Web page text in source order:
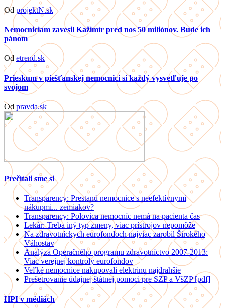
Od projektN.sk
Nemocniciam zavesil Kažimír pred nos 50 miliónov. Bude ich
pánom
Od etrend.sk
Prieskum v piešťanskej nemocnici si každý vysvetľuje po
svojom
Od pravda.sk
Prečítali sme si
Transparency: Prestanú nemocnice s neefektívnymi
nákupmi... zemiakov?
Transparency: Polovica nemocníc nemá na pacienta čas
Lekár: Treba iný typ zmeny, viac prístrojov nepomôže
Na zdravotníckych eurofondoch najviac zarobil Širokého
Váhostav
Analýza Operačného programu zdravotníctvo 2007-2013:
Viac verejnej kontroly eurofondov
Veľké nemocnice nakupovali elektrinu najdrahšie
Prešetrovanie údajnej štátnej pomoci pre SZP a VšZP [pdf]
HPI v médiách